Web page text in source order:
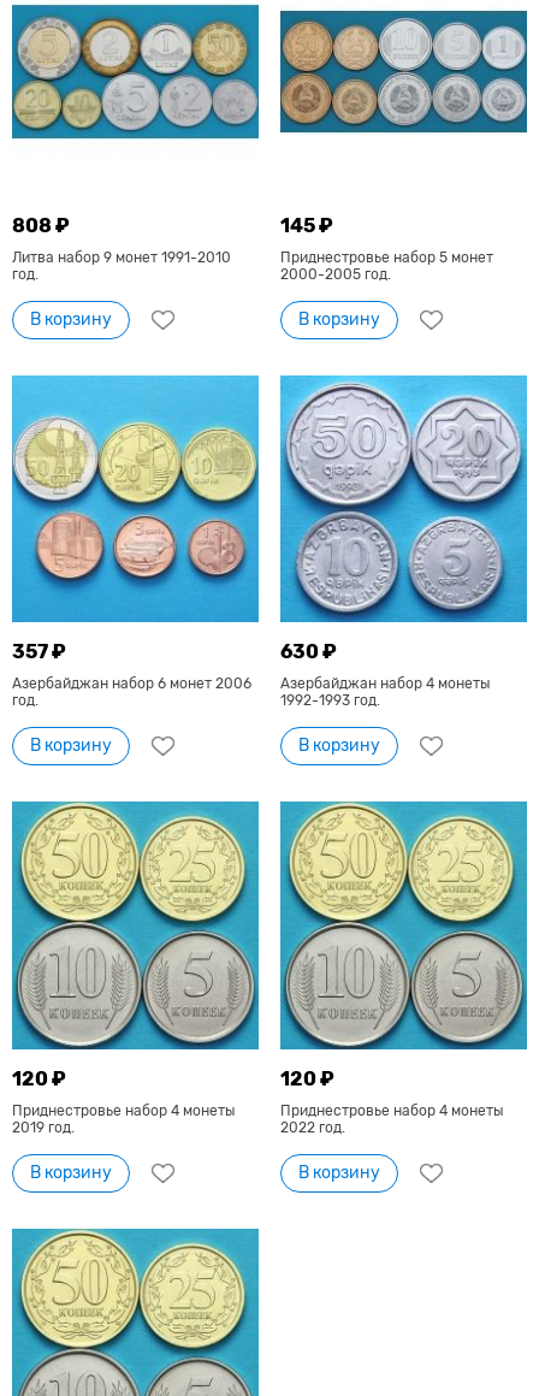
808 ₽
Литва набор 9 монет 1991-2010
год.
В корзину
145 ₽
Приднестровье набор 5 монет
2000-2005 год.
В корзину
357 ₽
Азербайджан набор 6 монет 2006
год.
В корзину
630 ₽
Азербайджан набор 4 монеты
1992-1993 год.
В корзину
120 ₽
Приднестровье набор 4 монеты
2019 год.
В корзину
120 ₽
Приднестровье набор 4 монеты
2022 год.
В корзину